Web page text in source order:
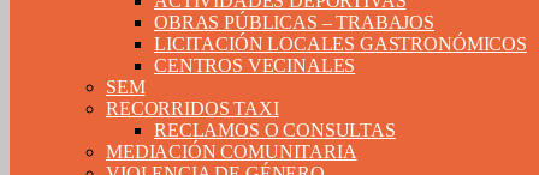
OBRAS PÚBLICAS – TRABAJOS
LICITACIÓN LOCALES GASTRONÓMICOS
CENTROS VECINALES
SEM
RECORRIDOS TAXI
RECLAMOS O CONSULTAS
MEDIACIÓN COMUNITARIA